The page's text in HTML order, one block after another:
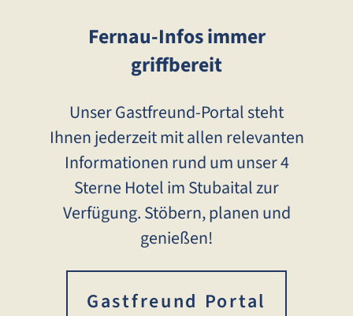
Fernau-Infos immer
griffbereit
Unser Gastfreund-Portal steht
Ihnen jederzeit mit allen relevanten
Informationen rund um unser 4
Sterne Hotel im Stubaital zur
Verfügung. Stöbern, planen und
genießen!
Gastfreund Portal